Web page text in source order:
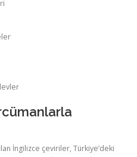
İngilizce çeviriler, Türkiye’deki